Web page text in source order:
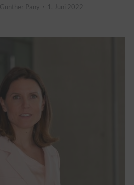
Gunther Pany 1. Juni 2022